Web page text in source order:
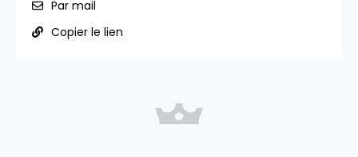
Par mail
Copier le lien